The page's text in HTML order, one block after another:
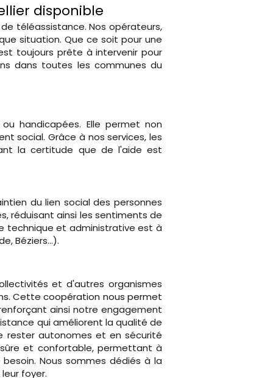
disponible
téléassistance. Nos opérateurs,
situation. Que ce soit pour une
toujours prête à intervenir pour
dans toutes les communes du
handicapées. Elle permet non
social. Grâce à nos services, les
la certitude que de l'aide est
du lien social des personnes
réduisant ainsi les sentiments de
technique et administrative est à
Béziers...).
leur permettant de vivre chez eux en toute sécurité. Services spécialisés pour une autonomie préservée Nous
de chacun. Cela comprend l'aide à la toilette, la préparation des repas, et le soutien dans les actes essentiels
d'alerter nos centres d'écoute en cas d'urgence, assurant une réponse immédiate, que ce soit pour une
d'assurer un suivi médical rigoureux et une coordination efficace des soins. Nous travaillons également avec les
vivant seules. Nos services de portage de repas ne se limitent pas à la livraison de nourriture; ils sont aussi une
soutiennent l'autonomie des personnes à leur domicile. Avec le soutien de notre équipe dédiée, les personnes
longtemps possible, en toute sécurité. Avec des aides adaptées, un soutien constant et une technologie de
et d'autres organismes
Cette coopération nous permet
ainsi notre engagement
qui améliorent la qualité de
rester autonomes et en sécurité
et confortable, permettant à
Nous sommes dédiés à la
foyer.